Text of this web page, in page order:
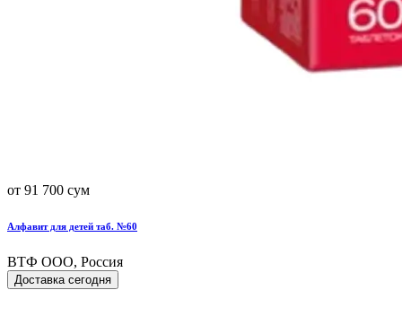
от 91 700 сум
Алфавит для детей таб. №60
ВТФ ООО, Россия
Доставка сегодня